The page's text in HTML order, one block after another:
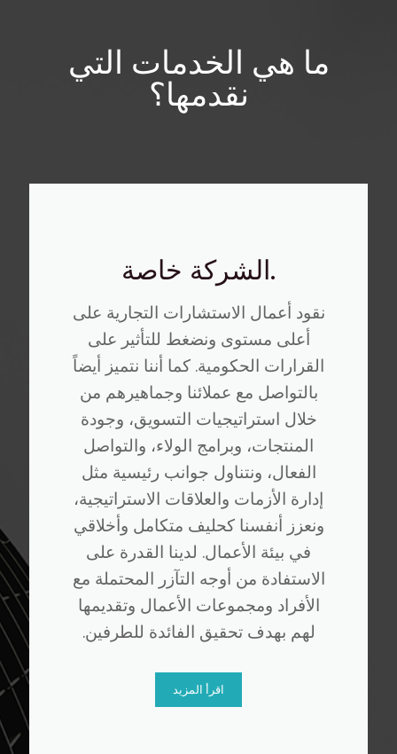
ما هي الخدمات التي
نقدمها؟
.الشركة خاصة
نقود أعمال الاستشارات التجارية على
أعلى مستوى ونضغط للتأثير على
القرارات الحكومية. كما أننا نتميز أيضاً
بالتواصل مع عملائنا وجماهيرهم من
خلال استراتيجيات التسويق، وجودة
المنتجات، وبرامج الولاء، والتواصل
الفعال، ونتناول جوانب رئيسية مثل
إدارة الأزمات والعلاقات الاستراتيجية،
ونعزز أنفسنا كحليف متكامل وأخلاقي
في بيئة الأعمال. لدينا القدرة على
الاستفادة من أوجه التآزر المحتملة مع
الأفراد ومجموعات الأعمال وتقديمها
لهم بهدف تحقيق الفائدة للطرفين.
اقرأ المزيد